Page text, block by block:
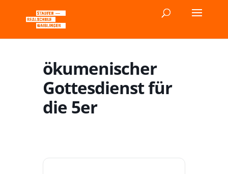
ökumenischer
Gottesdienst für
die 5er